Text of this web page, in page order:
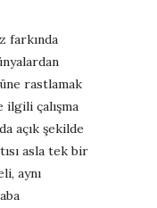
farkında
rastlamak
ilgili çalışma
açık şekilde
asla tek bir
aynı